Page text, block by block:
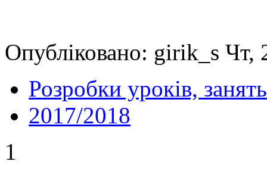
Опубліковано: girik_s Чт,
Розробки уроків, занять
2017/2018
1